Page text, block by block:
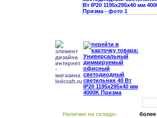
Наличие на складе: более